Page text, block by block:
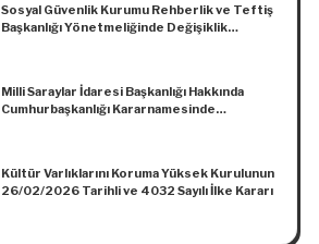
Yapılmasına İlişkin Kararda Değişiklik
Yapılmasına Dair Karar
Sosyal Güvenlik Kurumu Rehberlik ve Teftiş
Başkanlığı Yönetmeliğinde Değişiklik
Milli Saraylar İdaresi Başkanlığı Hakkında
Cumhurbaşkanlığı Kararnamesinde
Kültür Varlıklarını Koruma Yüksek Kurulunun
26/02/2026 Tarihli ve 4032 Sayılı İlke Kararı